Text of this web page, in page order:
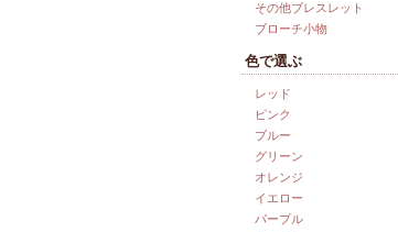
その他ブレスレット
ブローチ小物
色で選ぶ
レッド
ピンク
ブルー
グリーン
オレンジ
イエロー
パープル